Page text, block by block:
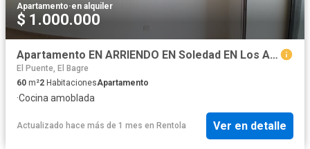
Apartamento·en alquiler
$ 1.000.000
Apartamento EN ARRIENDO EN Soledad EN Los Almendros 348025 $1.000.000
El Puente, El Bagre
60 m²2 HabitacionesApartamento
·Cocina amoblada
Actualizado hace más de 1 mes en Rentola Ver en detalle